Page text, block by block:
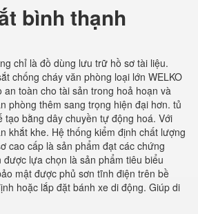
bình thạnh
chỉ là đồ dùng lưu trữ hồ sơ tài liệu.
chống cháy văn phòng loại lớn WELKO
an toàn cho tài sản trong hoả hoạn và
phòng thêm sang trọng hiện đại hơn. tủ
tạo bằng dây chuyền tự động hoá. Với
khắt khe. Hệ thống kiểm định chất lượng
cao cấp là sản phẩm đạt các chứng
được lựa chọn là sản phẩm tiêu biểu
mật được phủ sơn tĩnh điện trên bề
hoặc lắp đặt bánh xe di động. Giúp di